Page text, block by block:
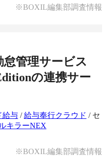
※BOXIL編集部調査情報
管理サービス
の連携サー
給与 /給与奉行クラウド / セ
キラーNEX
※BOXIL編集部調査情報